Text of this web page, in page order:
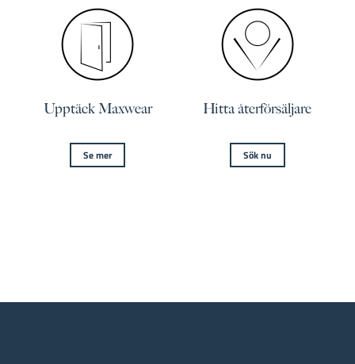
Upptäck Maxwear
Se mer
Hitta återförsäljare
Sök nu